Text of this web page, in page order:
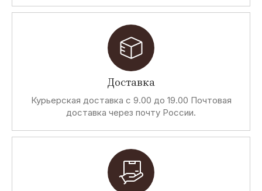
Доставка
Курьерская доставка с 9.00 до 19.00 Почтовая
доставка через почту России.